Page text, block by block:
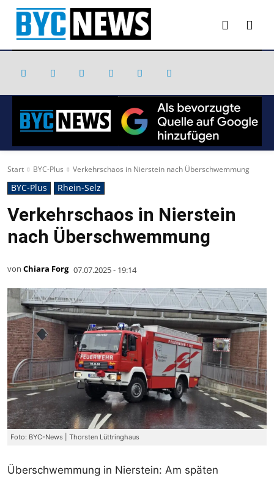
Start BYC-Plus Verkehrschaos in Nierstein nach Überschwemmung
BYC-Plus Rhein-Selz
Verkehrschaos in Nierstein
nach Überschwemmung
von Chiara Forg 07.07.2025 - 19:14
Foto: BYC-News | Thorsten Lüttringhaus
Überschwemmung in Nierstein: Am späten